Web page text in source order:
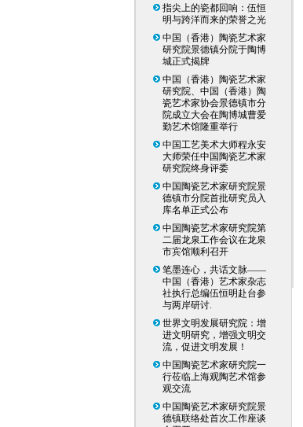
指尖上的瓷都回响：伍恒
明与跨洋而来的荣誉之光
中国（香港）陶瓷艺术家
研究院景德镇分院于陶博
城正式揭牌
中国（香港）陶瓷艺术家
研究院、中国（香港）陶
瓷艺术家协会景德镇市分
院成立大会在陶博城曹爱
勤艺术馆隆重举行
中国工艺美术大师程永安
大师荣任中国陶瓷艺术家
研究院终身评委
中国陶瓷艺术家研究院景
德镇市分院首批研究员入
库名单正式公布
中国陶瓷艺术家研究院第
二届龙泉工作会议在龙泉
市宾馆顺利召开
笔墨连心，共话文脉——
中国（香港）艺术家杂志
社执行总编伍恒明赴台参
与两岸研讨.
世界文明发展研究院：增
进文明研究，增强文明交
流，促进文明发展！
中国陶瓷艺术家研究院一
行莅临上海观陶艺术馆参
观交流
中国陶瓷艺术家研究院景
德镇联络处首次工作座谈